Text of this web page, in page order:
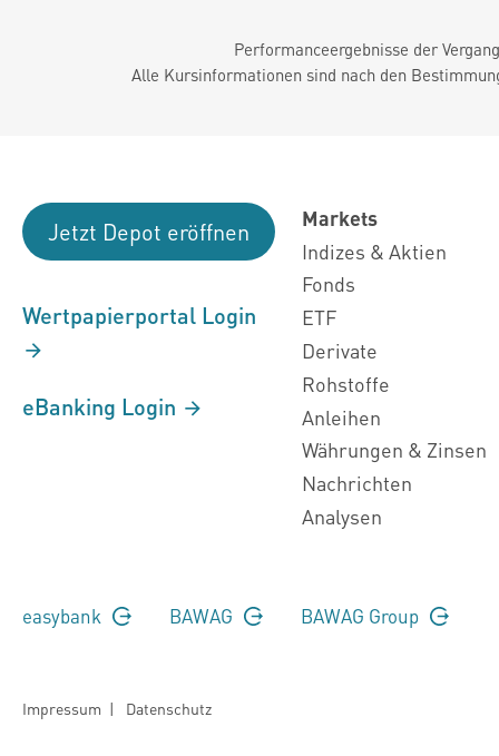
Performanceergebnisse der
Alle Kursinformationen sind nach den
Jetzt Depot eröffnen
Wertpapierportal Login
eBanking Login
Markets
Indizes & Aktien
Fonds
ETF
Derivate
Rohstoffe
Anleihen
Währungen & Zinsen
Nachrichten
Analysen
easybank BAWAG BAWAG Group
Impressum | Datenschutz